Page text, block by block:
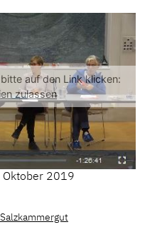
Oktober 2019